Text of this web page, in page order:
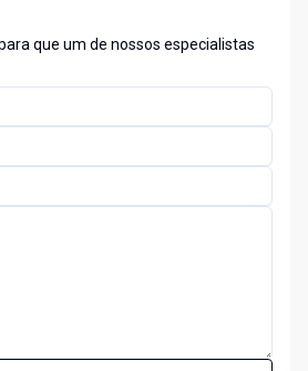
que um de nossos especialistas